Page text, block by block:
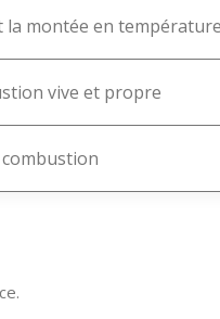
la montée en température
vive et propre